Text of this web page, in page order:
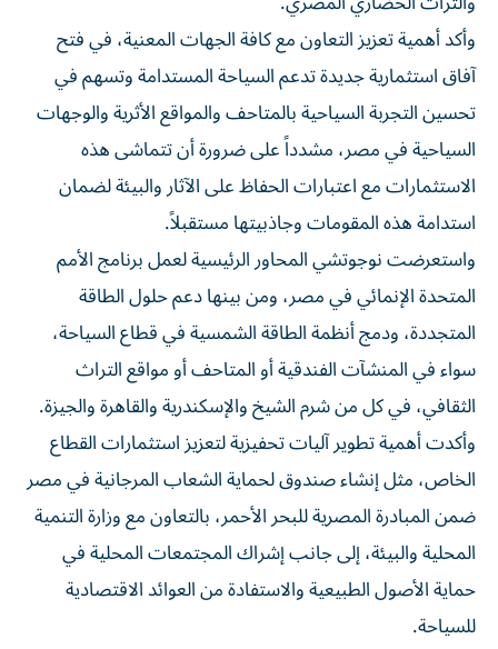
وأكد أهمية تعزيز التعاون مع كافة الجهات المعنية، في فتح
آفاق استثمارية جديدة تدعم السياحة المستدامة وتسهم في
تحسين التجربة السياحية بالمتاحف والمواقع الأثرية والوجهات
السياحية في مصر، مشدداً على ضرورة أن تتماشى هذه
الاستثمارات مع اعتبارات الحفاظ على الآثار والبيئة لضمان
استدامة هذه المقومات وجاذبيتها مستقبلاً.
واستعرضت نوجوتشي المحاور الرئيسية لعمل برنامج الأمم
المتحدة الإنمائي في مصر، ومن بينها دعم حلول الطاقة
المتجددة، ودمج أنظمة الطاقة الشمسية في قطاع السياحة،
سواء في المنشآت الفندقية أو المتاحف أو مواقع التراث
الثقافي، في كل من شرم الشيخ والإسكندرية والقاهرة والجيزة.
وأكدت أهمية تطوير آليات تحفيزية لتعزيز استثمارات القطاع
الخاص، مثل إنشاء صندوق لحماية الشعاب المرجانية في مصر
ضمن المبادرة المصرية للبحر الأحمر، بالتعاون مع وزارة التنمية
المحلية والبيئة، إلى جانب إشراك المجتمعات المحلية في
حماية الأصول الطبيعية والاستفادة من العوائد الاقتصادية
للسياحة.